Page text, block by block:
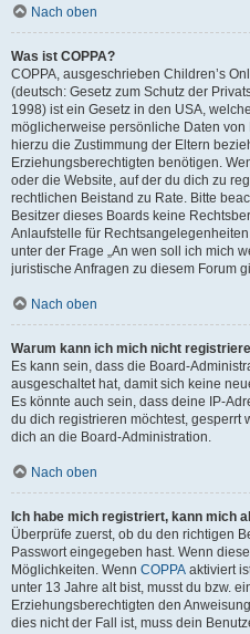
Nach oben
Was ist COPPA?
COPPA, ausgeschrieben Children’s
(deutsch: Gesetz zum Schutz der
1998) ist ein Gesetz in den USA,
möglicherweise persönliche Daten
hierzu die Zustimmung der Eltern
Erziehungsberechtigten benötigen.
oder die Website, auf der du dich zu
rechtlichen Beistand zu Rate. Bitte
Besitzer dieses Boards keine
Anlaufstelle für
unter der Frage „An wen soll ich mich
juristische Anfragen zu diesem Forum
Nach oben
Warum kann ich mich nicht
Es kann sein, dass die Board-
ausgeschaltet hat, damit sich keine
Es könnte auch sein, dass deine IP-
du dich registrieren möchtest, gesperrt
dich an die Board-Administration.
Nach oben
Ich habe mich registriert, kann mich
Überprüfe zuerst, ob du den richtigen
Passwort eingegeben hast. Wenn
Möglichkeiten. Wenn COPPA aktiviert
unter 13 Jahre alt bist, musst du bzw.
Erziehungsberechtigten den
dies nicht der Fall ist, muss dein